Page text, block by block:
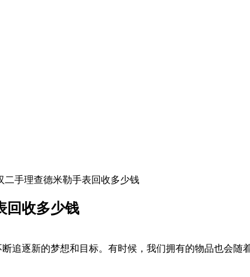
二手理查德米勒手表回收多少钱
回收多少钱
追逐新的梦想和目标。有时候，我们拥有的物品也会